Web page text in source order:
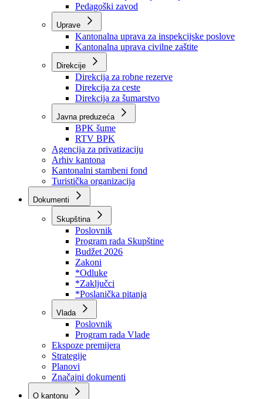
Zavod zdravstvenog osiguranja
Zavod za javno zdravstvo
Zavod za besplatnu pravnu pomoć
Pedagoški zavod
Kantonalna uprava za inspekcijske poslove
Kantonalna uprava civilne zaštite
Direkcije
Direkcija za robne rezerve
Direkcija za ceste
Direkcija za šumarstvo
Javna preduzeća
BPK šume
RTV BPK
Agencija za privatizaciju
Arhiv kantona
Kantonalni stambeni fond
Turistička organizacija
Dokumenti
Skupština
Poslovnik
Program rada Skupštine
Budžet 2026
Zakoni
*Odluke
*Zaključci
*Poslanička pitanja
Vlada
Poslovnik
Program rada Vlade
Ekspoze premijera
Strategije